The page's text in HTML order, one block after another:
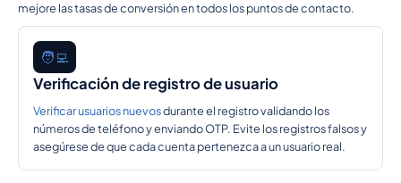
mejore las tasas de conversión en todos los puntos de contacto.
🧑‍💻
Verificación de registro de usuario
Verificar usuarios nuevosdurante el registro validando los
números de teléfono y enviando OTP. Evite los registros falsos y
asegúrese de que cada cuenta pertenezca a un usuario real.